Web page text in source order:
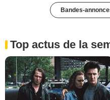
Bandes-
Top actus de la